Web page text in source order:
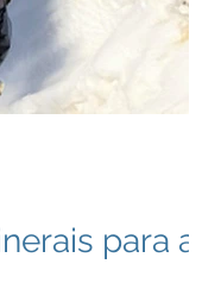
para a